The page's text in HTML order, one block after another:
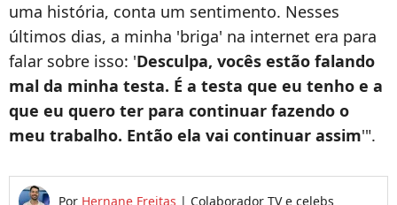
uma história, conta um sentimento. Nesses
últimos dias, a minha 'briga' na internet era para
falar sobre isso: 'Desculpa, vocês estão falando
mal da minha testa. É a testa que eu tenho e a
que eu quero ter para continuar fazendo o
meu trabalho. Então ela vai continuar assim'".
Por Hernane Freitas | Colaborador TV e celebs